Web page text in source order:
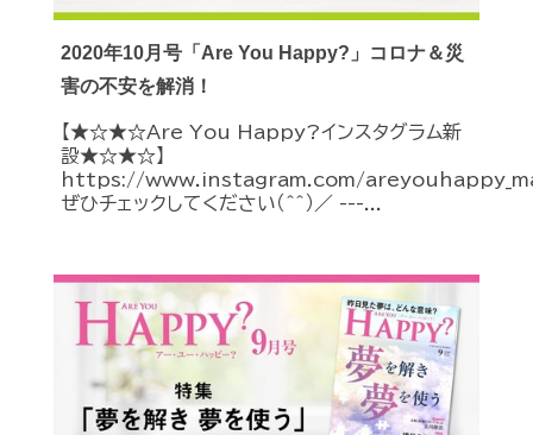
2020年10月号「Are You Happy?」コロナ＆災
害の不安を解消！
【★☆★☆Are You Happy?インスタグラム新
設★☆★☆】
https://www.instagram.com/
ぜひチェックしてください（＾＾）／ ---...